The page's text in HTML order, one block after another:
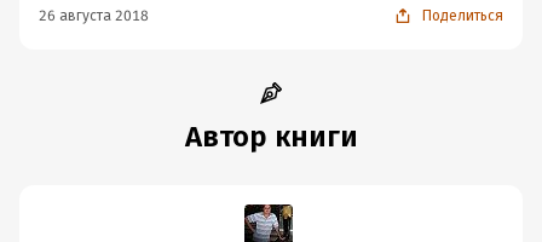
26 августа 2018 Поделиться
Автор книги